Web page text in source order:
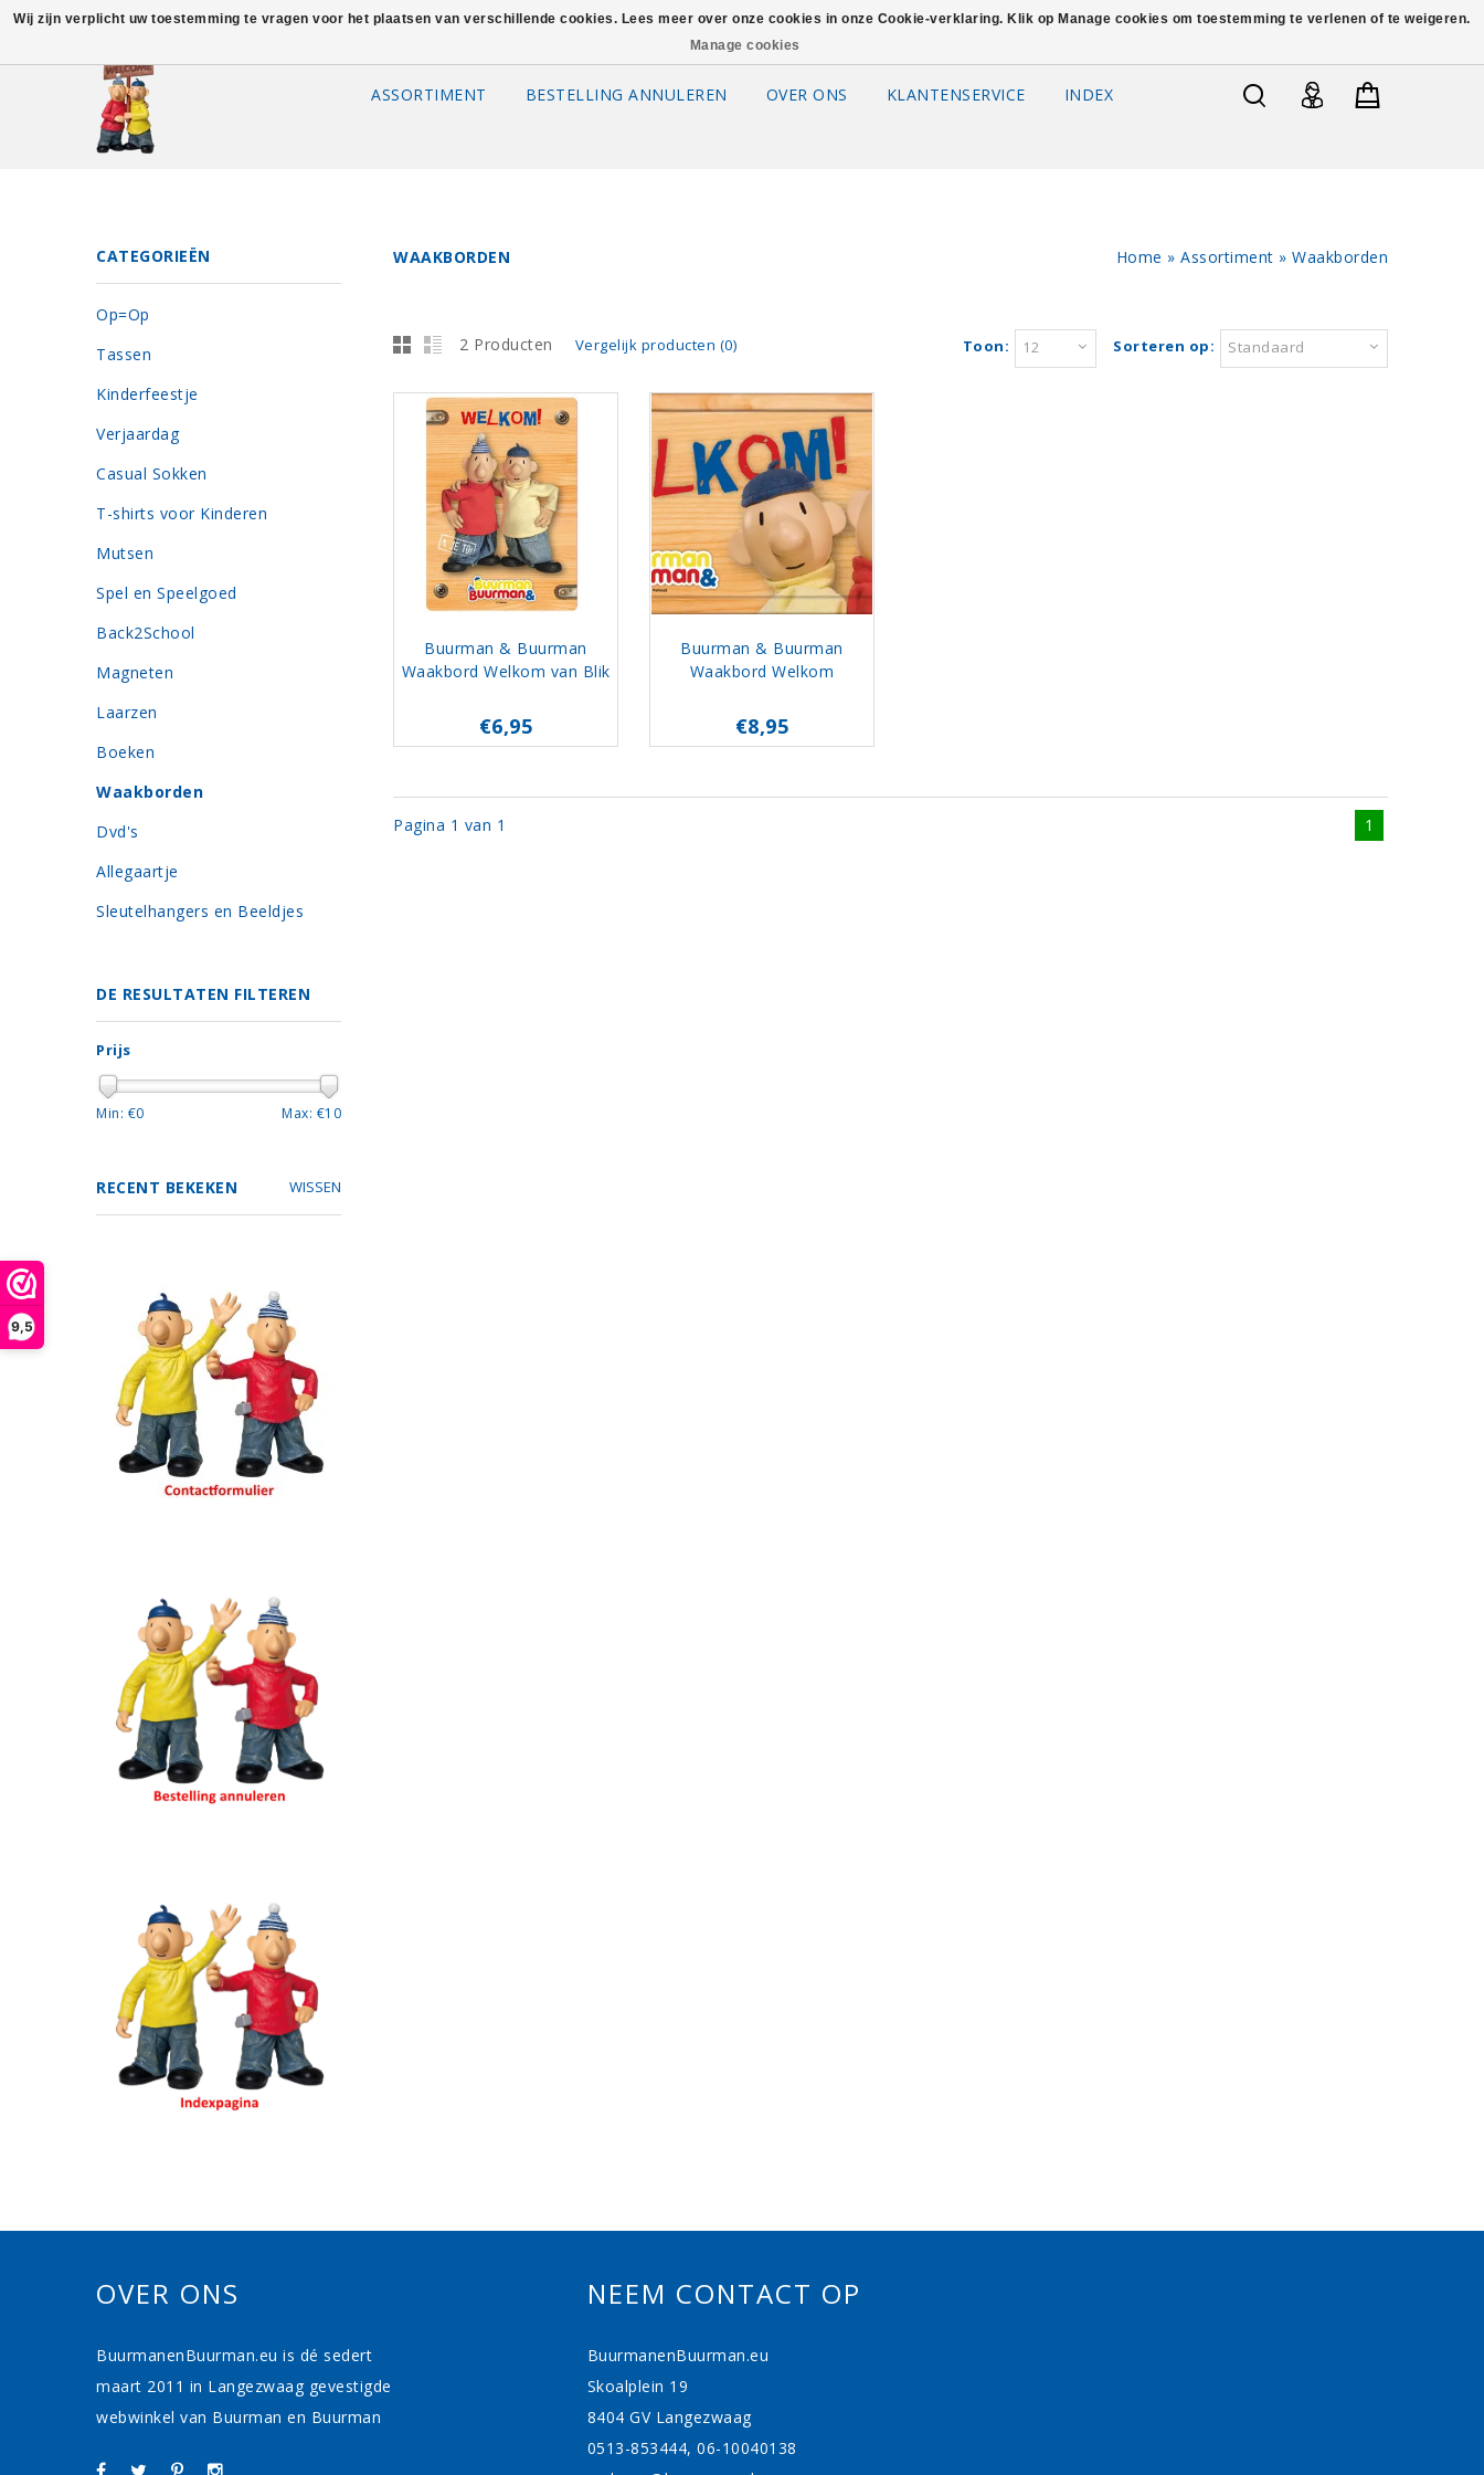
9,5
ASSORTIMENT BESTELLING ANNULEREN OVER ONS KLANTENSERVICE INDEX
Home » Assortiment » Waakborden
WAAKBORDEN
2 Producten Vergelijk producten (0) Sorteren op: Standaard
Toon: 12
Buurman & Buurman
Waakbord Welkom van Blik
€6,95
Buurman & Buurman
Waakbord Welkom
€8,95
Pagina 1 van 1 1
CATEGORIEËN
Op=Op
Tassen
Kinderfeestje
Verjaardag
Casual Sokken
T-shirts voor Kinderen
Mutsen
Spel en Speelgoed
Back2School
Magneten
Laarzen
Boeken
Waakborden
Dvd's
Allegaartje
Sleutelhangers en Beeldjes
DE RESULTATEN FILTEREN
Prijs
Min: €0 Max: €10
RECENT BEKEKEN WISSEN
OVER ONS
BuurmanenBuurman.eu is dé sedert
maart 2011 in Langezwaag gevestigde
webwinkel van Buurman en Buurman
NEEM CONTACT OP
BuurmanenBuurman.eu
Skoalplein 19
8404 GV Langezwaag
0513-853444, 06-10040138
Wij zijn verplicht uw toestemming te vragen voor het plaatsen van verschillende cookies. Lees meer over onze cookies in onze Cookie-verklaring. Klik op Manage cookies om toestemming te verlenen of te weigeren.
Manage cookies